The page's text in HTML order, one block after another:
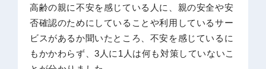
高齢の親に不安を感じている人に、親の安全や安
否確認のためにしていることや利用しているサー
ビスがあるか聞いたところ、不安を感じているに
もかかわらず、3人に1人は何も対策していないこ